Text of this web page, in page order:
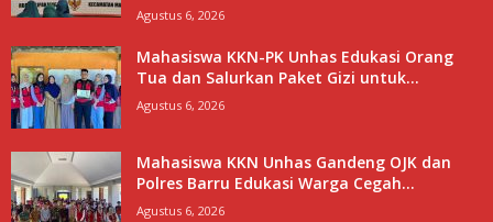
Agustus 6, 2026
Mahasiswa KKN-PK Unhas Edukasi Orang
Tua dan Salurkan Paket Gizi untuk...
Agustus 6, 2026
Mahasiswa KKN Unhas Gandeng OJK dan
Polres Barru Edukasi Warga Cegah...
Agustus 6, 2026